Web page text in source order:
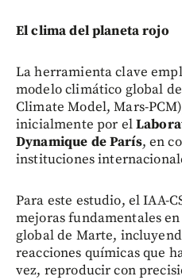
El clima del planeta rojo
La herramienta clave
modelo climático global
Climate Model, Mars-
inicialmente por el
Dynamique de París, en
instituciones
Para este estudio, el IAA-
mejoras fundamentales
global de Marte,
reacciones químicas que
vez, reproducir con